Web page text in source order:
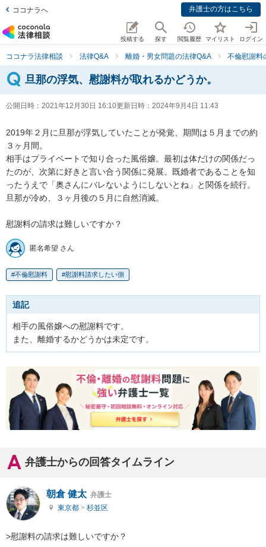
ココナラへ 弁護士の方はこちら
投稿する 探す 閲覧履歴 マイリスト ログイン
ココナラ法律相談 法律Q&A 離婚・男女問題の法律Q&A 不倫慰謝料
旦那の浮気、慰謝料が取れるかどうか。
公開日時： 2021年12月30日 16:10更新日時： 2024年9月4日 11:43
2019年２月に旦那が浮気していたことが発覚、期間は５月までの約
３ヶ月間。
相手はプライベートで知り合った風俗嬢。最初は体だけの関係だっ
たのが、次第に好きと言い合う関係に発展。既婚者であることを知
ったうえで「奥さんにバレないようにしないとね」と関係を続行。
旦那が冷め、３ヶ月後の５月に自然消滅。
慰謝料の請求は難しいですか？
匿名希望 さん
不倫慰謝料 慰謝料請求したい側
追記
相手の風俗嬢への慰謝料です。
また、離婚するかどうかは未定です。
弁護士からの回答タイムライン
朝倉 健太 弁護士
東京都 > 杉並区
>慰謝料の請求は難しいですか？